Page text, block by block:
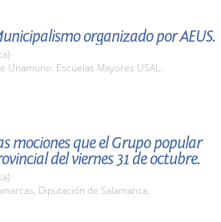
organizado por AEUS.
Unamuno. Escuelas Mayores USAL.
mociones que el Grupo popular
del viernes 31 de octubre.
Diputación de Salamanca.